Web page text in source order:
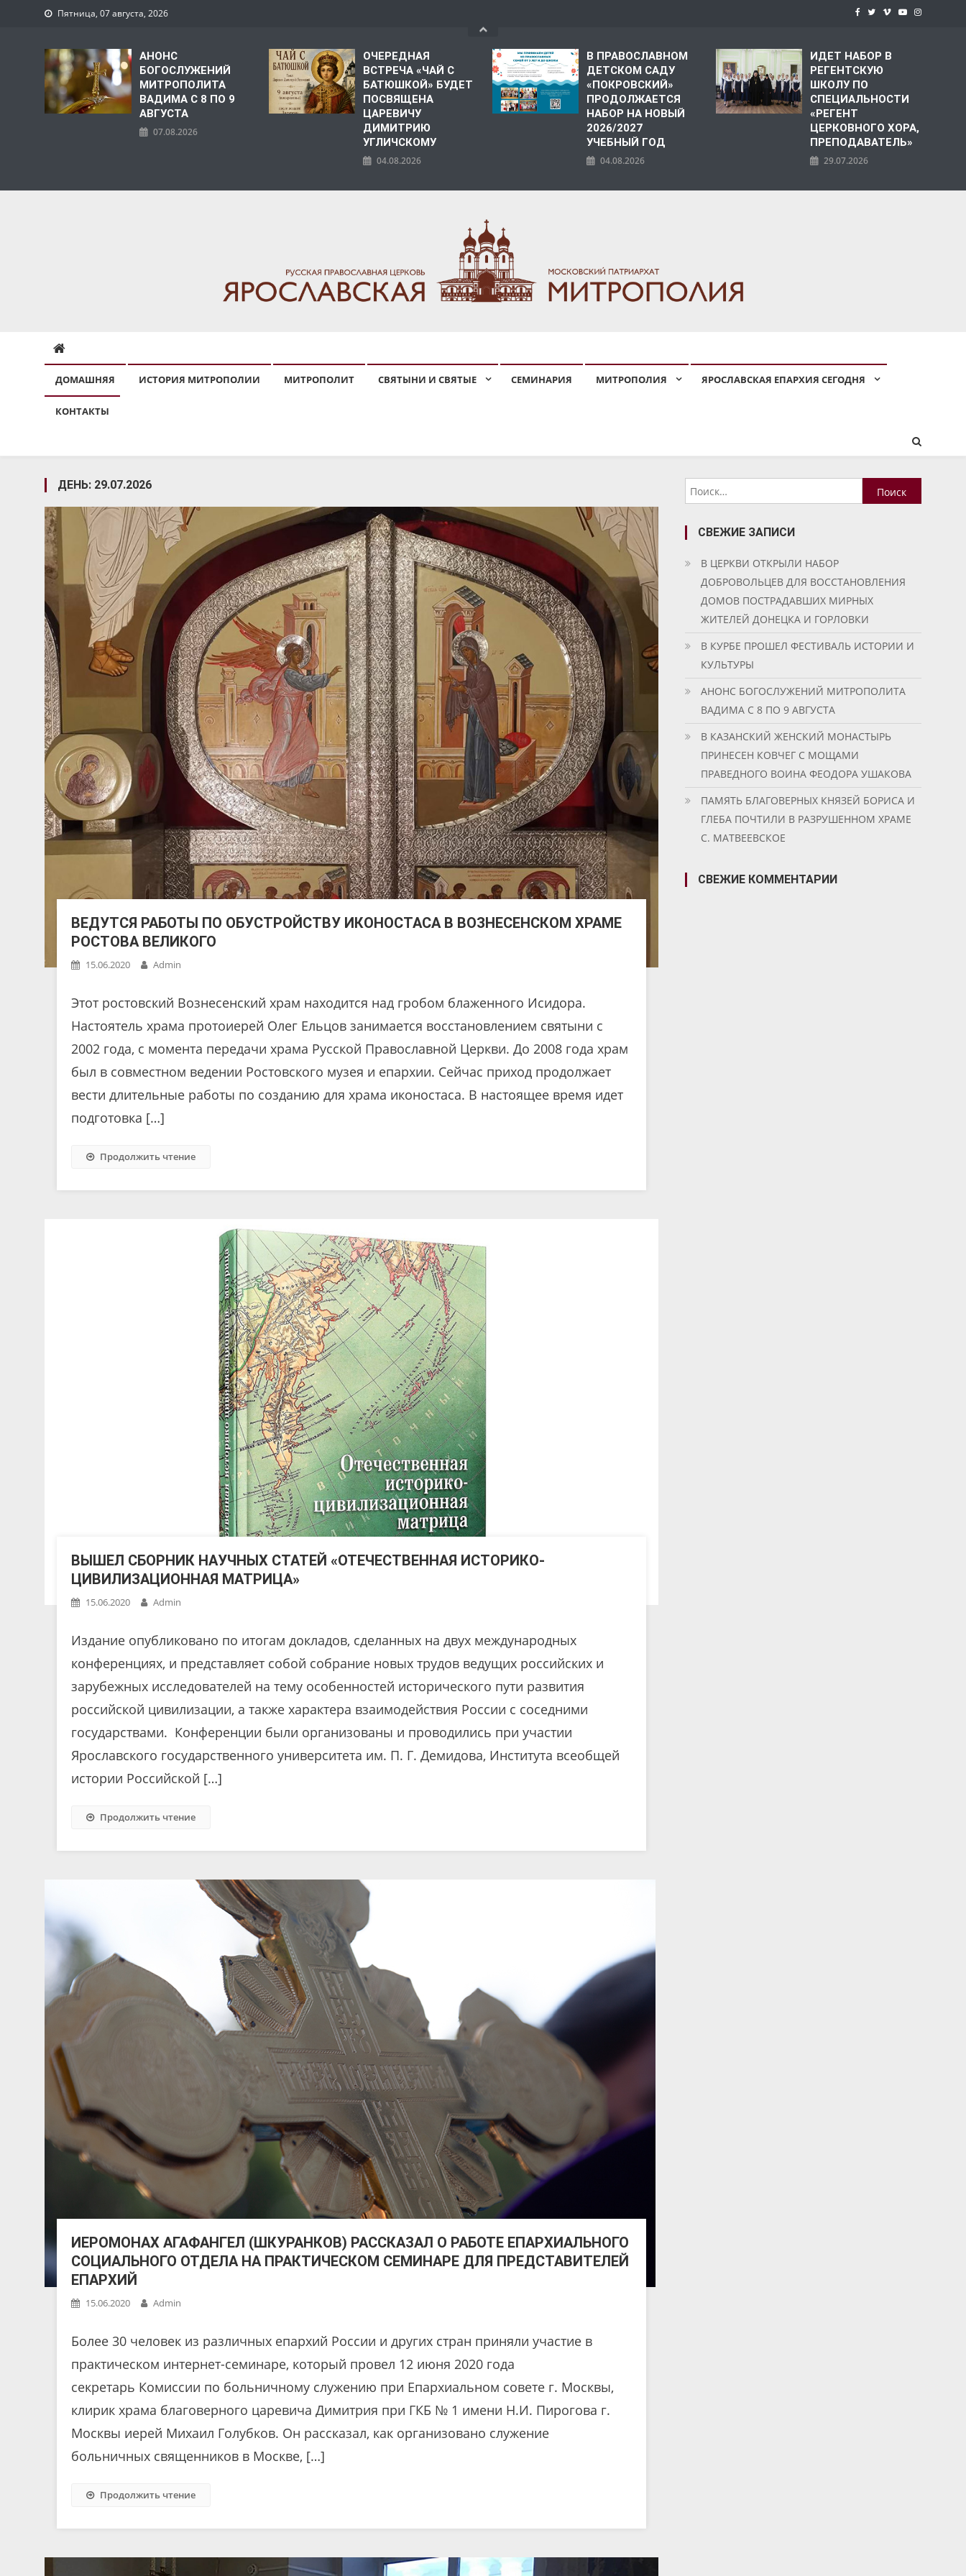
Пятница, 07 августа, 2026
АНОНС
БОГОСЛУЖЕНИЙ
МИТРОПОЛИТА
ВАДИМА С 8 ПО 9
АВГУСТА
07.08.2026
ОЧЕРЕДНАЯ
ВСТРЕЧА «ЧАЙ С
БАТЮШКОЙ» БУДЕТ
ПОСВЯЩЕНА
ЦАРЕВИЧУ
ДИМИТРИЮ
УГЛИЧСКОМУ
04.08.2026
В ПРАВОСЛАВНОМ
ДЕТСКОМ САДУ
«ПОКРОВСКИЙ»
ПРОДОЛЖАЕТСЯ
НАБОР НА НОВЫЙ
2026/2027
УЧЕБНЫЙ ГОД
04.08.2026
ИДЕТ НАБОР В
РЕГЕНТСКУЮ
ШКОЛУ ПО
СПЕЦИАЛЬНОСТИ
«РЕГЕНТ
ЦЕРКОВНОГО ХОРА,
ПРЕПОДАВАТЕЛЬ»
29.07.2026
ДОМАШНЯЯ ИСТОРИЯ МИТРОПОЛИИ МИТРОПОЛИТ СВЯТЫНИ И СВЯТЫЕ СЕМИНАРИЯ МИТРОПОЛИЯ ЯРОСЛАВСКАЯ ЕПАРХИЯ СЕГОДНЯ
КОНТАКТЫ
ДЕНЬ: 29.07.2026
ВЕДУТСЯ РАБОТЫ ПО ОБУСТРОЙСТВУ ИКОНОСТАСА В ВОЗНЕСЕНСКОМ ХРАМЕ
РОСТОВА ВЕЛИКОГО
15.06.2020 Admin
Этот ростовский Вознесенский храм находится над гробом блаженного Исидора.
Настоятель храма протоиерей Олег Ельцов занимается восстановлением святыни с
2002 года, с момента передачи храма Русской Православной Церкви. До 2008 года храм
был в совместном ведении Ростовского музея и епархии. Сейчас приход продолжает
вести длительные работы по созданию для храма иконостаса. В настоящее время идет
подготовка […]
Продолжить чтение
ВЫШЕЛ СБОРНИК НАУЧНЫХ СТАТЕЙ «ОТЕЧЕСТВЕННАЯ ИСТОРИКО-
ЦИВИЛИЗАЦИОННАЯ МАТРИЦА»
15.06.2020 Admin
Издание опубликовано по итогам докладов, сделанных на двух международных
конференциях, и представляет собой собрание новых трудов ведущих российских и
зарубежных исследователей на тему особенностей исторического пути развития
российской цивилизации, а также характера взаимодействия России с соседними
государствами. Конференции были организованы и проводились при участии
Ярославского государственного университета им. П. Г. Демидова, Института всеобщей
истории Российской […]
Продолжить чтение
ИЕРОМОНАХ АГАФАНГЕЛ (ШКУРАНКОВ) РАССКАЗАЛ О РАБОТЕ ЕПАРХИАЛЬНОГО
СОЦИАЛЬНОГО ОТДЕЛА НА ПРАКТИЧЕСКОМ СЕМИНАРЕ ДЛЯ ПРЕДСТАВИТЕЛЕЙ
ЕПАРХИЙ
15.06.2020 Admin
Более 30 человек из различных епархий России и других стран приняли участие в
практическом интернет-семинаре, который провел 12 июня 2020 года
секретарь Комиссии по больничному служению при Епархиальном совете г. Москвы,
клирик храма благоверного царевича Димитрия при ГКБ № 1 имени Н.И. Пирогова г.
Москвы иерей Михаил Голубков. Он рассказал, как организовано служение
больничных священников в Москве, […]
Продолжить чтение
Найти:
СВЕЖИЕ ЗАПИСИ
В ЦЕРКВИ ОТКРЫЛИ НАБОР
ДОБРОВОЛЬЦЕВ ДЛЯ ВОССТАНОВЛЕНИЯ
ДОМОВ ПОСТРАДАВШИХ МИРНЫХ
ЖИТЕЛЕЙ ДОНЕЦКА И ГОРЛОВКИ
В КУРБЕ ПРОШЕЛ ФЕСТИВАЛЬ ИСТОРИИ И
КУЛЬТУРЫ
АНОНС БОГОСЛУЖЕНИЙ МИТРОПОЛИТА
ВАДИМА С 8 ПО 9 АВГУСТА
В КАЗАНСКИЙ ЖЕНСКИЙ МОНАСТЫРЬ
ПРИНЕСЕН КОВЧЕГ С МОЩАМИ
ПРАВЕДНОГО ВОИНА ФЕОДОРА УШАКОВА
ПАМЯТЬ БЛАГОВЕРНЫХ КНЯЗЕЙ БОРИСА И
ГЛЕБА ПОЧТИЛИ В РАЗРУШЕННОМ ХРАМЕ
С. МАТВЕЕВСКОЕ
СВЕЖИЕ КОММЕНТАРИИ